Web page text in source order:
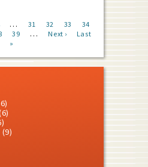
… Page
31 Page
32 Page
33 Page
34
Page
39 …
Next
Next ›
Last
Last
»
(9)